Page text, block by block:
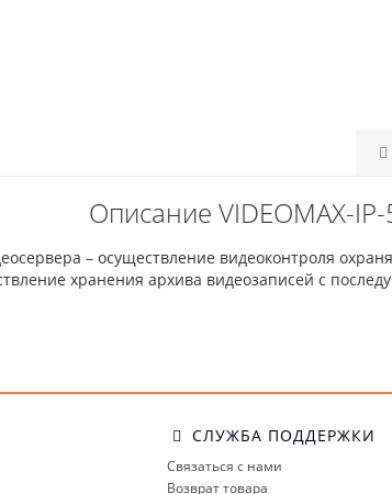
Описание VIDEOMAX-
– осуществление видеоконтроля
хранения архива видеозаписей с
СЛУЖБА ПОДДЕРЖКИ
Связаться с нами
Возврат товара